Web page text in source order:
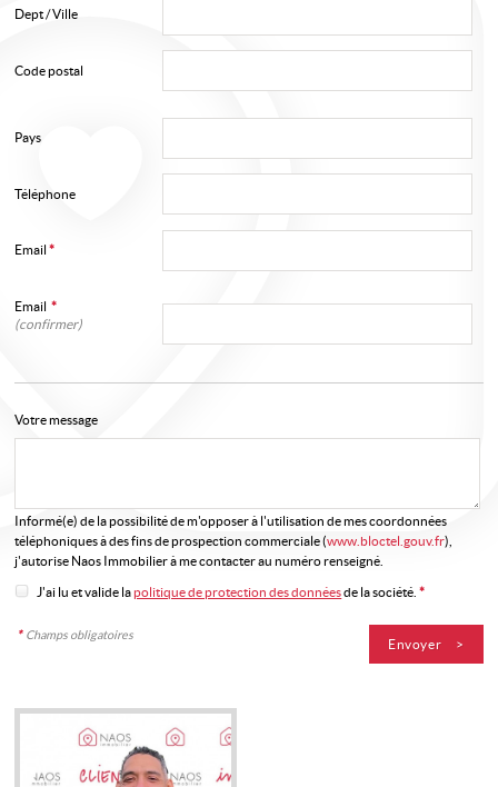
Ma sélection
Dept / Ville
Code postal
Pays
Téléphone
Email *
Email *
(confirmer)
Votre message
Informé(e) de la possibilité de m'opposer à l'utilisation de mes coordonnées
téléphoniques à des fins de prospection commerciale (www.bloctel.gouv.fr),
j'autorise Naos Immobilier à me contacter au numéro renseigné.
J'ai lu et valide lapolitique de protection des donnéesde la société. *
* Champs obligatoires